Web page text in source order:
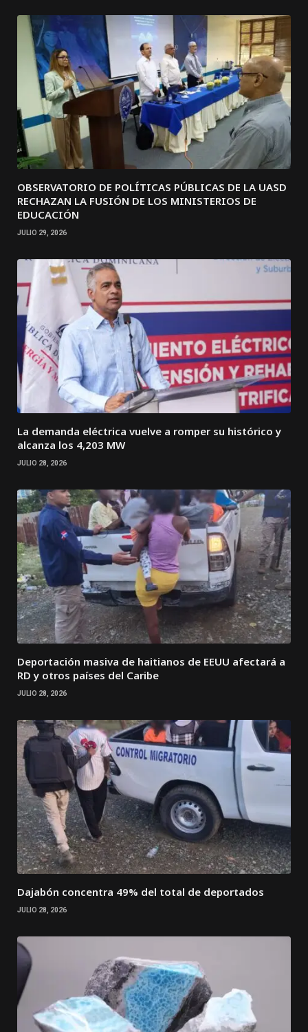
OBSERVATORIO DE POLÍTICAS PÚBLICAS DE LA UASD
RECHAZAN LA FUSIÓN DE LOS MINISTERIOS DE
EDUCACIÓN
JULIO 29, 2026
La demanda eléctrica vuelve a romper su histórico y
alcanza los 4,203 MW
JULIO 28, 2026
Deportación masiva de haitianos de EEUU afectará a
RD y otros países del Caribe
JULIO 28, 2026
Dajabón concentra 49% del total de deportados
JULIO 28, 2026